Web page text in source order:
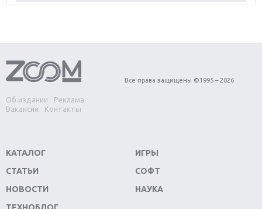
Обзор игры Forza Horizon 4: вершина эволюции
Две важных новинки для консолей: Spider-Man и
Divinity Original Sin 2
Switch
Обзор игры The Crew 2: покорение Америки
Об издании
Реклама
Вакансии
Контакты
Все права защищены ©1995 – 2026
КАТАЛОГ
СТАТЬИ
НОВОСТИ
ТЕХНОБЛОГ
ИГРЫ
СОФТ
НАУКА